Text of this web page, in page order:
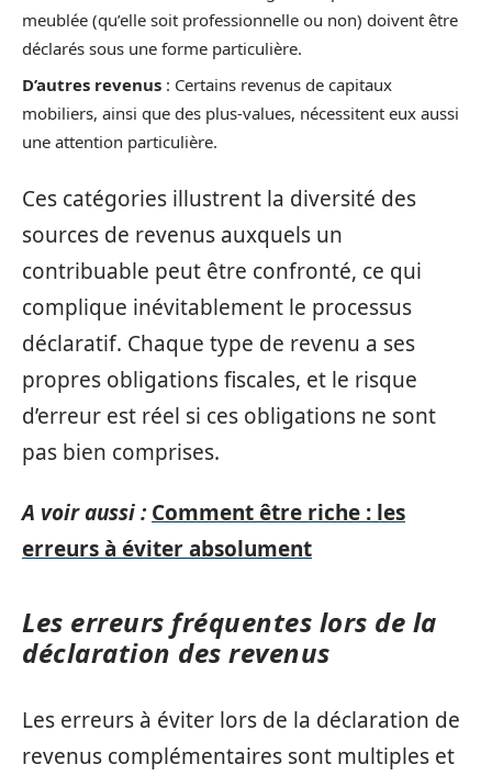
meublée (qu’elle soit professionnelle ou non) doivent être
déclarés sous une forme particulière.
D’autres revenus : Certains revenus de capitaux
mobiliers, ainsi que des plus-values, nécessitent eux aussi
une attention particulière.
Ces catégories illustrent la diversité des
sources de revenus auxquels un
contribuable peut être confronté, ce qui
complique inévitablement le processus
déclaratif. Chaque type de revenu a ses
propres obligations fiscales, et le risque
d’erreur est réel si ces obligations ne sont
pas bien comprises.
A voir aussi : Comment être riche : les
erreurs à éviter absolument
Les erreurs fréquentes lors de la
déclaration des revenus
Les erreurs à éviter lors de la déclaration de
revenus complémentaires sont multiples et